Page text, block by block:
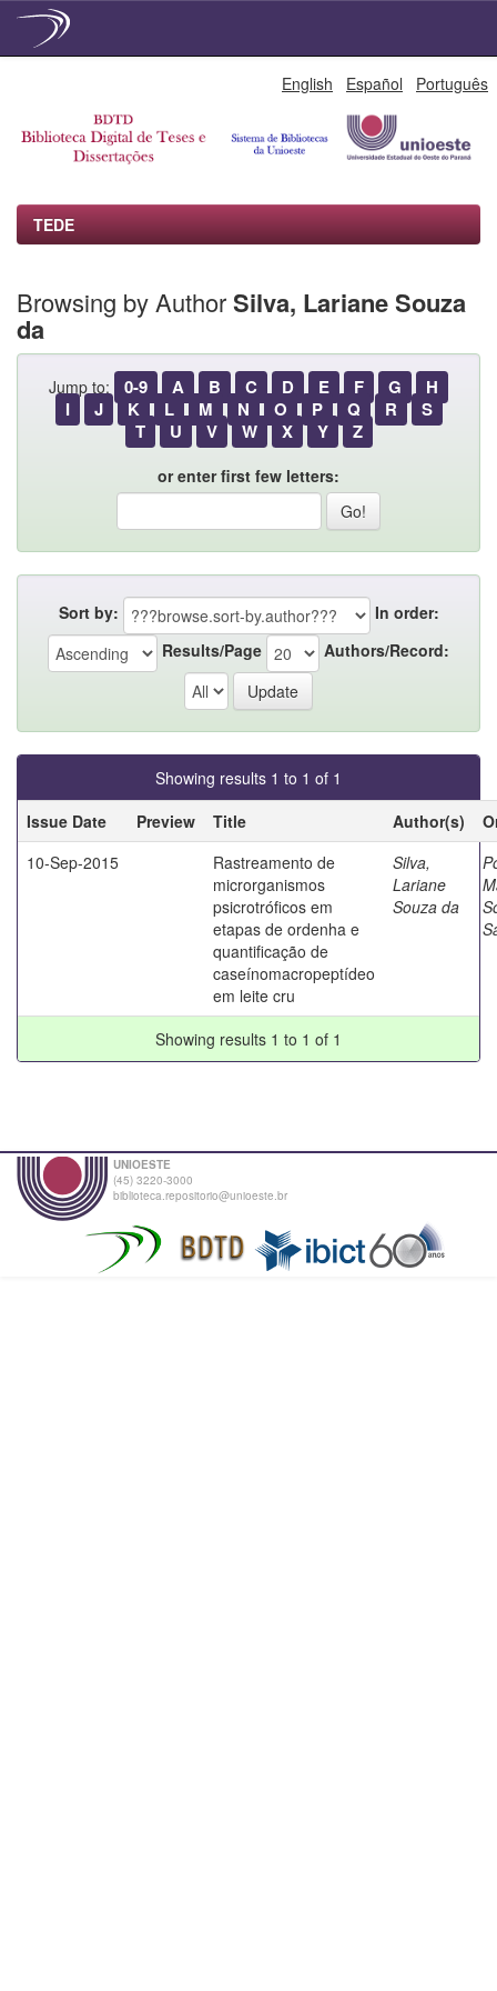
English Español Português
TEDE
Browsing by AuthorSilva, Lariane Souza
da
Jump to: 0-9 A B C D E F G
H
I
J K L M N O P Q R
S
T
U V W X Y Z
or enter first few letters:
Sort by:
In order:
Results/Page
Authors/Record:
Showing results 1 to 1 of 1
Issue Date
Preview Title Author(s)
10-Sep-2015
Rastreamento de
microrganismos
psicrotróficos em
etapas de ordenha e
quantificação de
caseínomacropeptídeo
em leite cru
Silva,
Lariane
Souza da
Showing results 1 to 1 of 1
UNIOESTE
(45) 3220-3000
biblioteca.repositorio@unioeste.br